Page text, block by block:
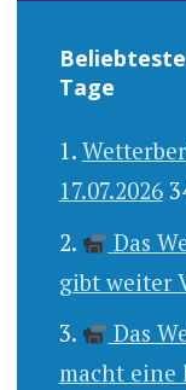
Tage
17.07.2026
Das
gibt weiter
Das
macht eine